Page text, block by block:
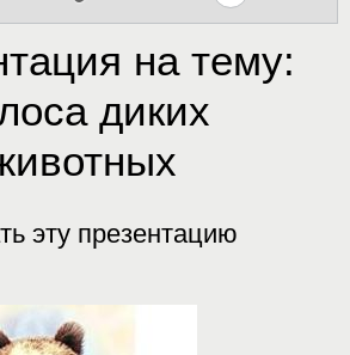
на тему:
диких
эту презентацию